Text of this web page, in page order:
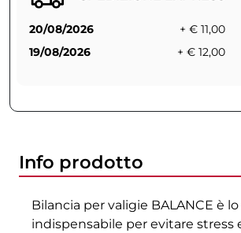
20/08/2026
+ € 11,00
19/08/2026
+ € 12,00
Info prodotto
Bilancia per valigie BALANCE è
indispensabile per evitare stress